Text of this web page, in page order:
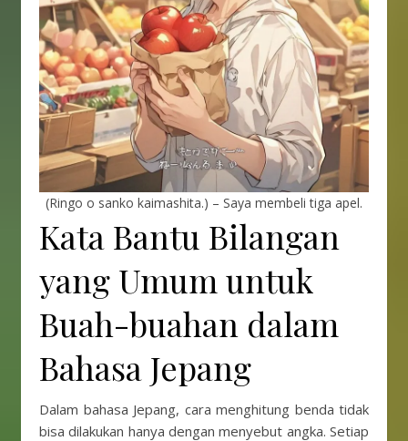
(Ringo o sanko kaimashita.) – Saya membeli tiga apel.
Kata Bantu Bilangan
yang Umum untuk
Buah-buahan dalam
Bahasa Jepang
Dalam bahasa Jepang, cara menghitung benda tidak
bisa dilakukan hanya dengan menyebut angka. Setiap